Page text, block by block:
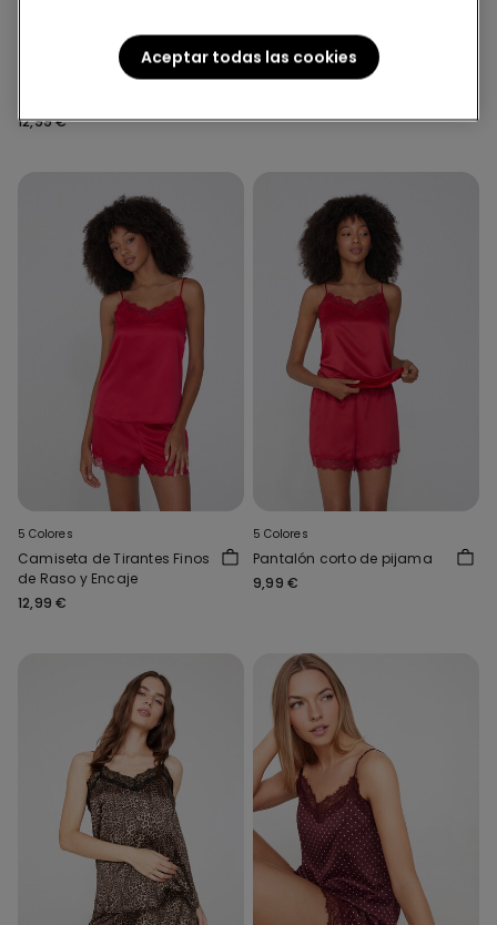
Camiseta de Tirantes Finos
12,99 €
5 Colores
Pantalón corto de pijama
5 Colores
Camiseta de Tirantes Finos
de Raso y Encaje
12,99 €
5 Colores
Pantalón corto de pijama
9,99 €
Aceptar todas las cookies